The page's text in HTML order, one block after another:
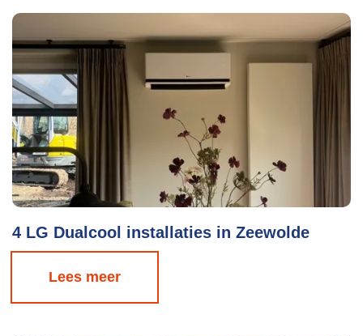
4 LG Dualcool installaties in Zeewolde
Lees meer